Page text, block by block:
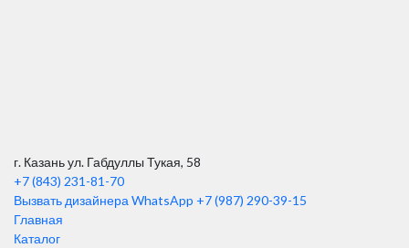
г. Казань ул. Габдуллы Тукая, 58
+7 (843) 231-81-70
Вызвать дизайнера WhatsApp +7 (987) 290-39-15
Главная
Каталог